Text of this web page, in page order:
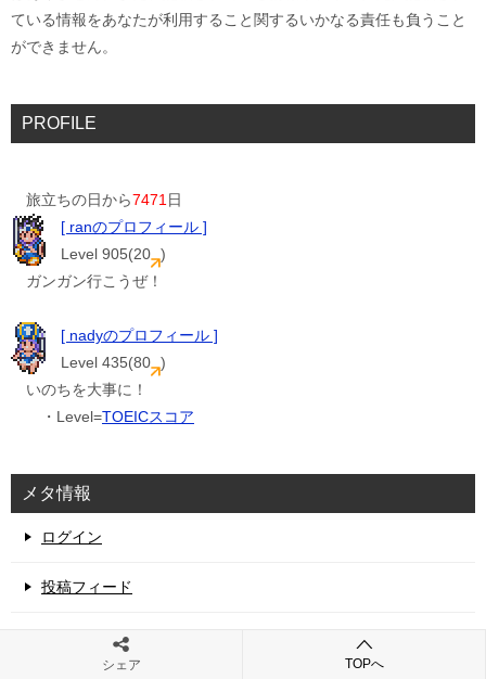
ている情報をあなたが利用すること関するいかなる責任も負うこと
ができません。
PROFILE
旅立ちの日から7471日
[ ranのプロフィール ]
Level 905(20 )
ガンガン行こうぜ！
[ nadyのプロフィール ]
Level 435(80 )
いのちを大事に！
・Level=TOEICスコア
メタ情報
ログイン
投稿フィード
コメントフィード
シェア TOPへ